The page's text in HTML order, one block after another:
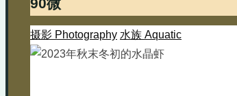
摄影 Photography 水族 Aquatic